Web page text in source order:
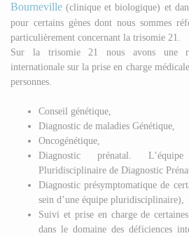
Bourneville (clinique et biologique) et
pour certains gènes dont nous sommes
particulièrement concernant la trisomie 21.
Sur la trisomie 21 nous avons une
internationale sur la prise en charge
personnes.
Conseil génétique,
Diagnostic de maladies Génétique,
Oncogénétique,
Diagnostic prénatal.
Pluridisciplinaire de Diagnostic
Diagnostic présymptomatique de
sein d’une équipe pluridisciplinaire),
Suivi et prise en charge de
dans le domaine des déficiences